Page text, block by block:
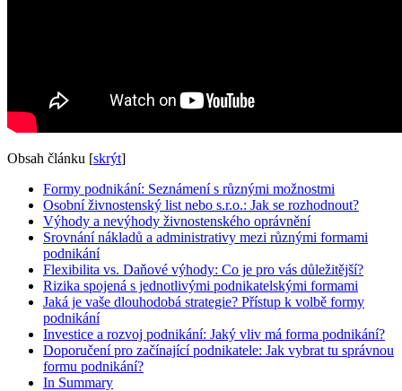
Obsah článku [skrýt]
Formy podnikání: Seznámení s různými možnostmi
Osobní živnostenský list nebo s.r.o.: Jak se rozhodnout?
Výhody a nevýhody živnostenského oprávnění
Srovnání nákladů a administrativy mezi různými formami
podnikání
Flexibilita vs. Daňové výhody: Co je pro vás důležitější?
Rizika spojená s jednotlivými podnikatelskými formami
Jaká je vaše dlouhodobá strategie? Přístup k volbě formy
podnikání
Investice a rozvoj podnikání: Jaký vliv má forma podnikání?
Doporučení pro začínající podnikatele: Jak vybrat tu správnou
formu podnikání?
In Summary